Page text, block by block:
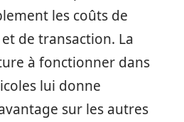
les coûts de
de transaction. La
à fonctionner dans
lui donne
sur les autres